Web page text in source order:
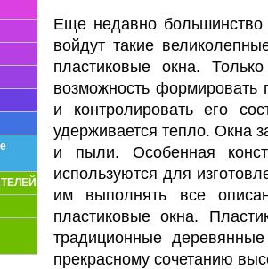
Еще недавно
войдут такие
пластиковые окна.
возможность
и контролировать его
удерживается тепло. Окна
и пыли. Особенная
используются для
им выполнять все
пластиковые окна.
традиционные
прекрасному сочетанию